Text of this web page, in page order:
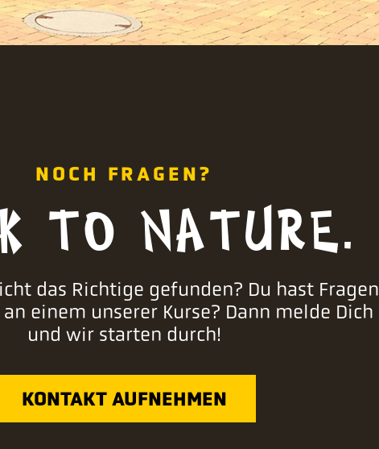
NOCH FRAGEN?
TO NATURE.
das Richtige gefunden? Du hast Fragen
einem unserer Kurse? Dann melde Dich
und wir starten durch!
KONTAKT AUFNEHMEN